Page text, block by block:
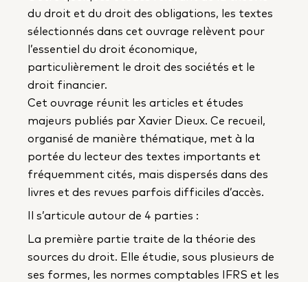
du droit et du droit des obligations, les textes
sélectionnés dans cet ouvrage relèvent pour
l’essentiel du droit économique,
particulièrement le droit des sociétés et le
droit financier.
Cet ouvrage réunit les articles et études
majeurs publiés par Xavier Dieux. Ce recueil,
organisé de manière thématique, met à la
portée du lecteur des textes importants et
fréquemment cités, mais dispersés dans des
livres et des revues parfois difficiles d’accès.
Il s’articule autour de 4 parties :
La première partie traite de la théorie des
sources du droit. Elle étudie, sous plusieurs de
ses formes, les normes comptables IFRS et les